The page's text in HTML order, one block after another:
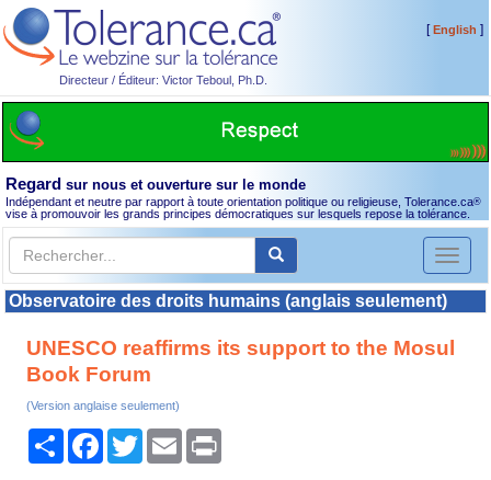
Directeur / Éditeur: Victor Teboul, Ph.D.
[English ]
Regard sur nous et ouverture sur le monde
Indépendant et neutre par rapport à toute orientation politique ou religieuse, Tolerance.ca®
vise à promouvoir les grands principes démocratiques sur lesquels repose la tolérance.
Toggle
Observatoire des droits humains (anglais seulement)
UNESCO reaffirms its support to the Mosul
Book Forum
(Version anglaise seulement)
PartagerFacebook
TwitterEmail